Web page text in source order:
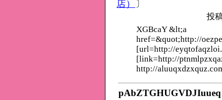
店） 〕
投
XGBcaY &lt;a
href=&quot;http://
[url=http://
[link=http://
http://
pAbZTGHUGVDJIuueq